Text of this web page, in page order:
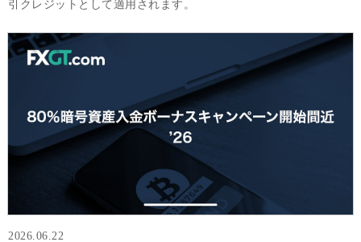
引クレジットとして適用されます。
2026.06.22